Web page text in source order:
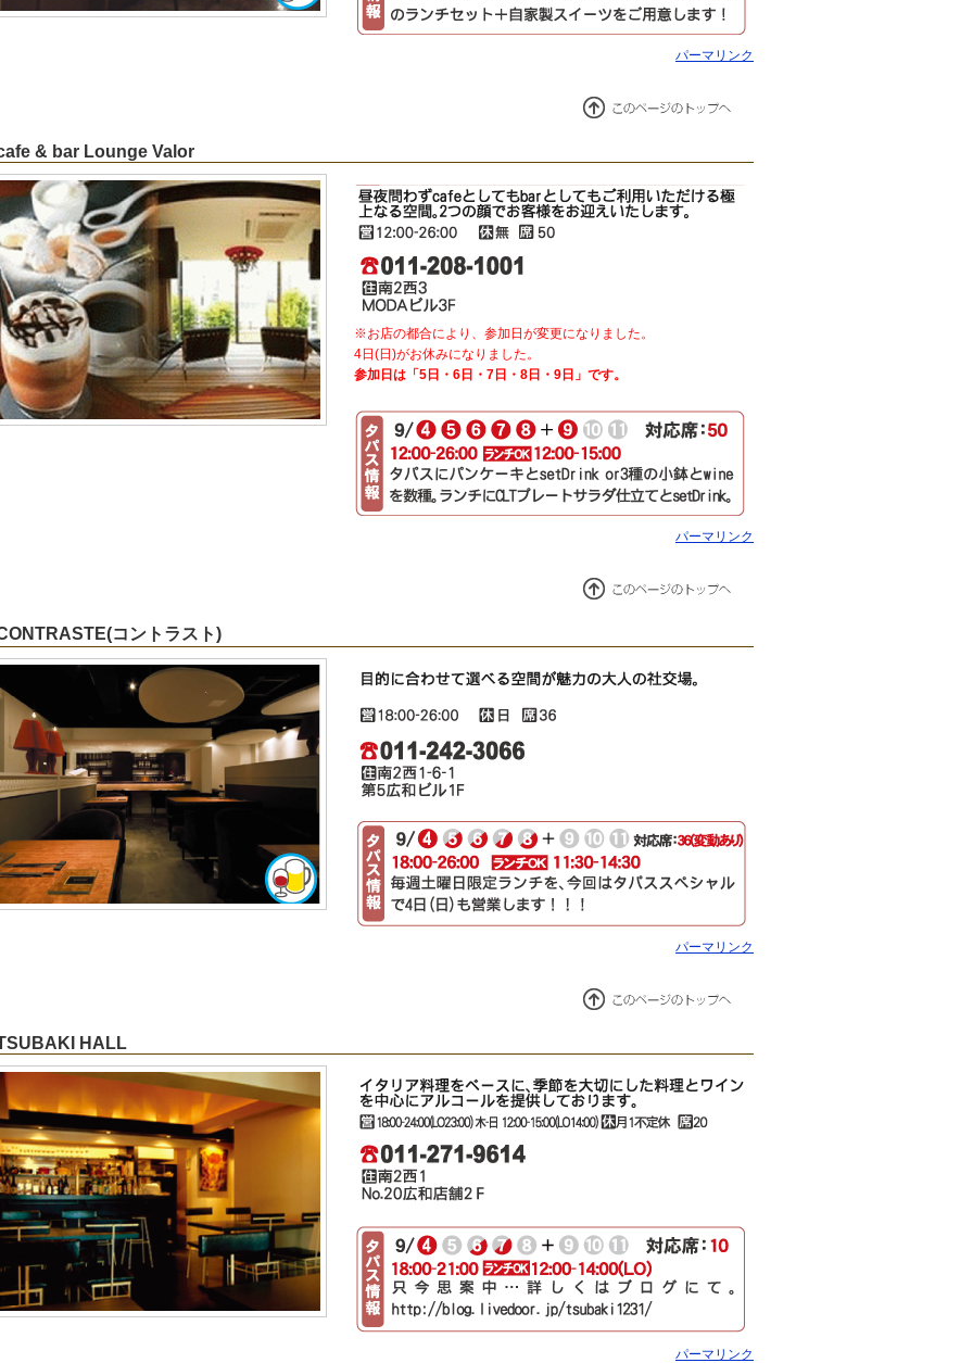
パーマリンク
& bar Lounge Valor
※お店の都合により、参加日が変更になりました。
4日(日)がお休みになりました。
参加日は「5日・6日・7日・8日・9日」です。
パーマリンク
コントラスト)
パーマリンク
HALL
パーマリンク